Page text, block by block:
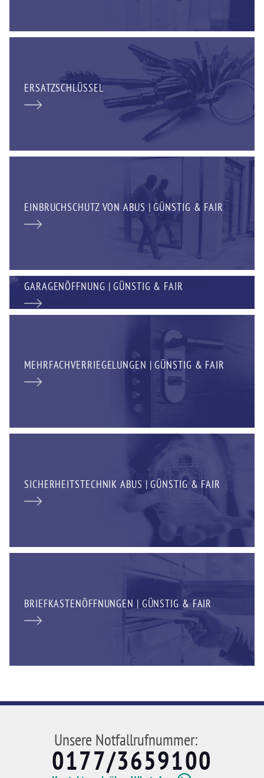
ERSATZSCHLÜSSEL
EINBRUCHSCHUTZ VON ABUS | GÜNSTIG & FAIR
GARAGENÖFFNUNG | GÜNSTIG & FAIR
MEHRFACHVERRIEGELUNGEN | GÜNSTIG & FAIR
SICHERHEITSTECHNIK ABUS | GÜNSTIG & FAIR
BRIEFKASTENÖFFNUNGEN | GÜNSTIG & FAIR
Unsere Notfallrufnummer:
0177/3659100